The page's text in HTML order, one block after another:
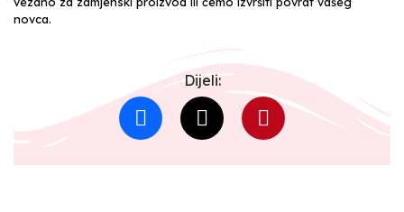
novca.
Dijeli: